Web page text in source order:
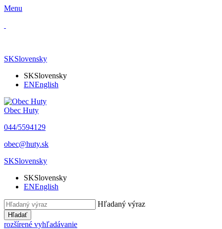
Menu
SKSlovensky
SKSlovensky
ENEnglish
Obec Huty
​044/5594129
​obec@huty.sk
SKSlovensky
SKSlovensky
ENEnglish
Hľadaný výraz
Hľadať
rozšírené vyhľadávanie